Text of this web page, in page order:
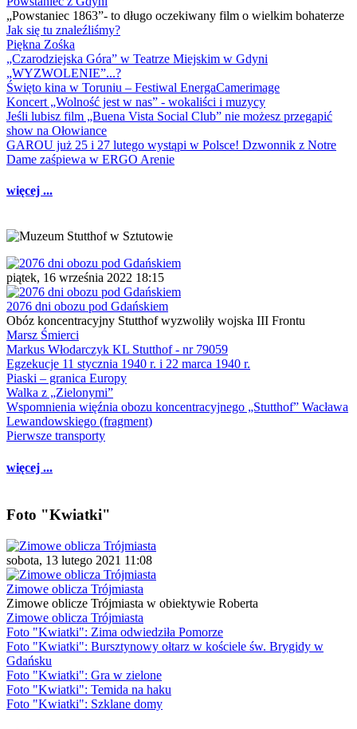
„Powstaniec 1863”- to długo oczekiwany film o wielkim bohaterze
Jak się tu znaleźliśmy?
Piękna Zośka
„Czarodziejska Góra” w Teatrze Miejskim w Gdyni
„WYZWOLENIE”...?
Święto kina w Toruniu – Festiwal EnergaCamerimage
Koncert „Wolność jest w nas” - wokaliści i muzycy
Jeśli lubisz film „Buena Vista Social Club” nie możesz przegapić
show na Ołowiance
GAROU już 25 i 27 lutego wystąpi w Polsce! Dzwonnik z Notre
Dame zaśpiewa w ERGO Arenie
więcej ...
piątek, 16 września 2022 18:15
2076 dni obozu pod Gdańskiem
Obóz koncentracyjny Stutthof wyzwoliły wojska III Frontu
Marsz Śmierci
Markus Włodarczyk KL Stutthof - nr 79059
Egzekucje 11 stycznia 1940 r. i 22 marca 1940 r.
Piaski – granica Europy
Walka z „Zielonymi”
Wspomnienia więźnia obozu koncentracyjnego „Stutthof” Wacława
Lewandowskiego (fragment)
Pierwsze transporty
więcej ...
Foto "Kwiatki"
sobota, 13 lutego 2021 11:08
Zimowe oblicza Trójmiasta
Zimowe oblicze Trójmiasta w obiektywie Roberta
Zimowe oblicza Trójmiasta
Foto "Kwiatki": Zima odwiedziła Pomorze
Foto "Kwiatki": Bursztynowy ołtarz w kościele św. Brygidy w
Gdańsku
Foto "Kwiatki": Gra w zielone
Foto "Kwiatki": Temida na haku
Foto "Kwiatki": Szklane domy